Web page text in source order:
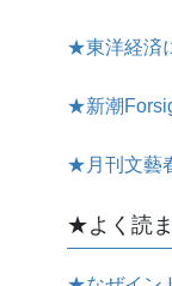
★東洋経済
★新潮
★月刊文藝
★よく読